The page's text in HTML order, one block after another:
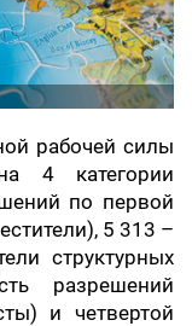
рабочей силы
4 категории
по первой
5 313 –
структурных
разрешений
и четвертой